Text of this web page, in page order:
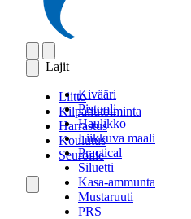
Lajit
Kivääri
Pistooli
Haulikko
Liikkuva maali
Practical
Siluetti
Kasa-ammunta
Mustaruuti
PRS
Liitto
Kilpailutoiminta
Harrastus
Koulutus
Seuroille